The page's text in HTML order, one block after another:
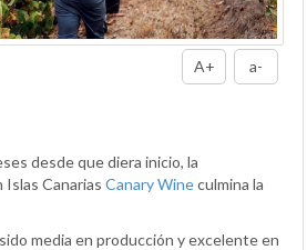
A+ a-
desde que diera inicio, la
Canarias Canary Wineculmina la
media en producción y excelente en